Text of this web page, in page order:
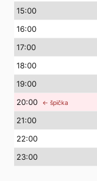
15:00
16:00
17:00
18:00
19:00
20:00 ← špička
21:00
22:00
23:00